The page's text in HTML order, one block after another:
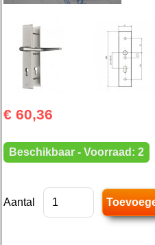
€ 60,36
Beschikbaar - Voorraad: 2
Aantal